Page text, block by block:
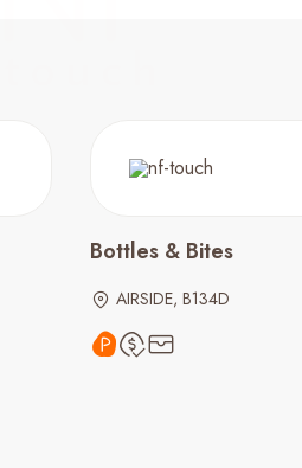
Bottles & Bites
AIRSIDE, B134D